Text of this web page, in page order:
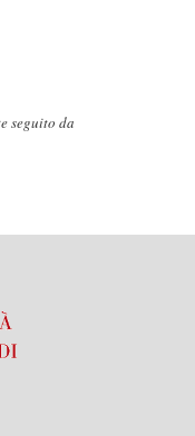
seguito da